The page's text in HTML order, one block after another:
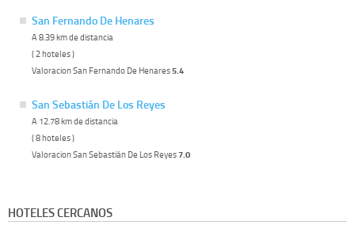
San Fernando De Henares
A 8.39 km de distancia
( 2 hoteles )
Valoracion San Fernando De Henares5.4
San Sebastián De Los Reyes
A 12.78 km de distancia
( 8 hoteles )
Valoracion San Sebastián De Los Reyes7.0
HOTELES CERCANOS